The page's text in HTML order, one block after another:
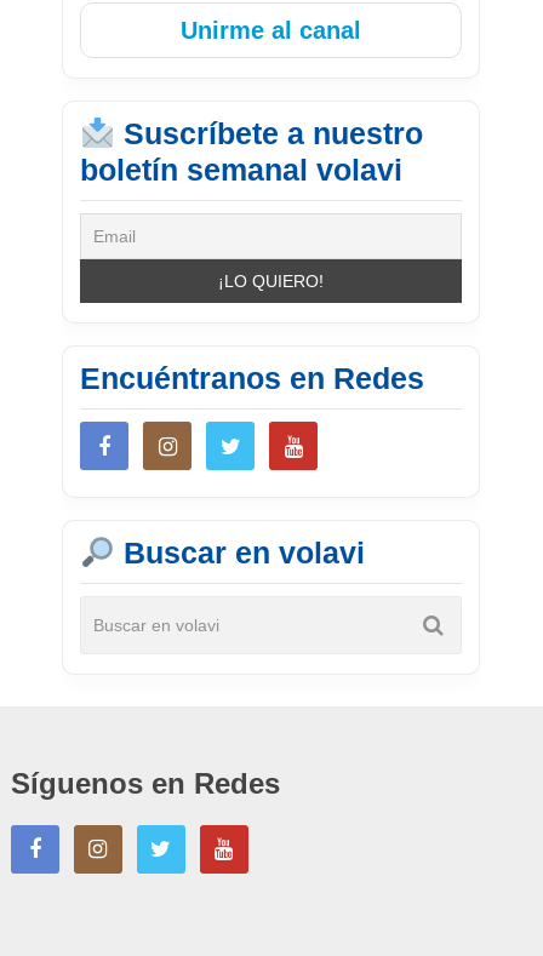
Unirme al canal
Suscríbete a nuestro
boletín semanal volavi
Encuéntranos en Redes
Buscar en volavi
Síguenos en Redes